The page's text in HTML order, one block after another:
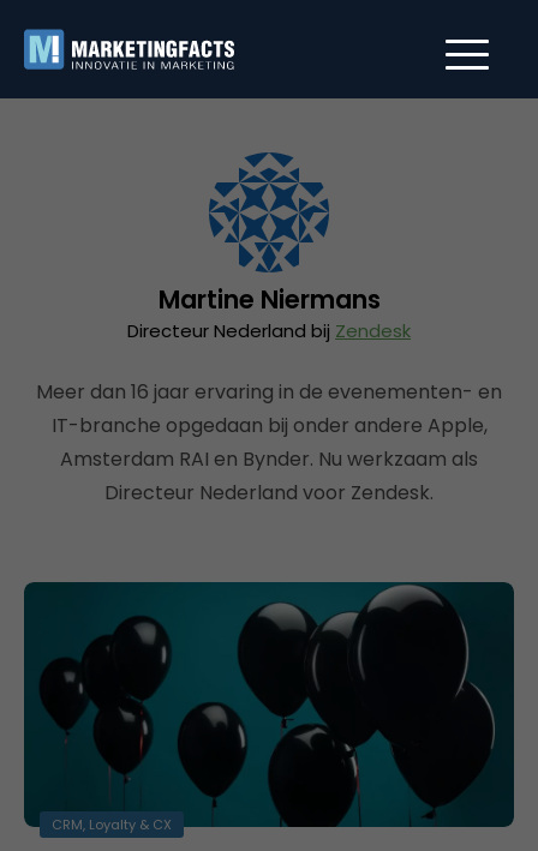
Martine Niermans
Directeur Nederland bij Zendesk
Meer dan 16 jaar ervaring in de evenementen- en
IT-branche opgedaan bij onder andere Apple,
Amsterdam RAI en Bynder. Nu werkzaam als
Directeur Nederland voor Zendesk.
CRM, Loyalty & CX